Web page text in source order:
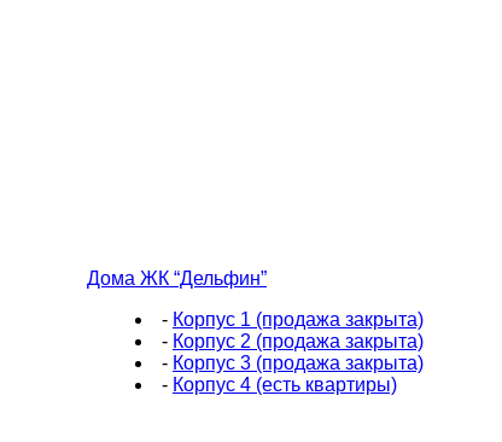
Дома ЖК “Дельфин”
- Корпус 1 (продажа закрыта)
- Корпус 2 (продажа закрыта)
- Корпус 3 (продажа закрыта)
- Корпус 4 (есть квартиры)